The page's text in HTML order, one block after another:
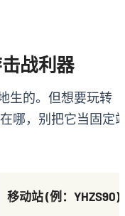
战利器
生的。但想要玩转
哪，别把它当固定
移动站 (例：YHZS90)